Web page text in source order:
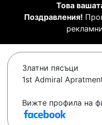
Това
Поздравления!
Златни пясъци
1st Admiral
Вижте профила на